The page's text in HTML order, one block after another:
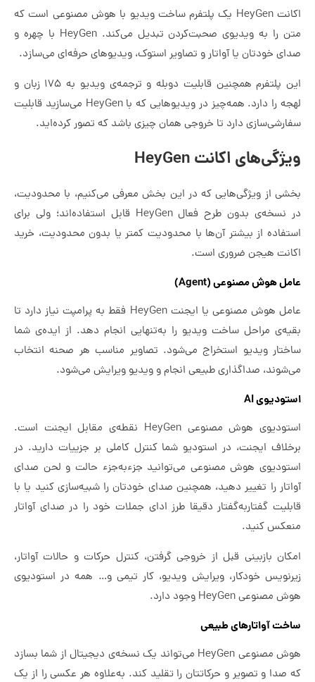
اکانت HeyGen یک پلتفرم ساخت ویدیو با هوش مصنوعی است که
متن را به ویدیوی صحبت‌کردن تبدیل می‌کند. HeyGen با چهره و
صدای خودتان یا آواتار و تصاویر استوک، ویدیوهای حرفه‌ای می‌سازد.
این پلتفرم همچنین قابلیت دوبله و ترجمه‌ی ویدیو به ۱۷۵ زبان و
لهجه را دارد. همه‌چیز در ویدیوهایی که با HeyGen می‌سازید قابلیت
سفارشی‌سازی دارد تا خروجی همان چیزی باشد که تصور کرده‌اید.
ویژگی‌های اکانت HeyGen
بخشی از ویژگی‌هایی که در این بخش معرفی می‌کنیم، با محدودیت،
در نسخه‌ی بدون طرح فعال HeyGen قابل استفاده‌اند؛ ولی برای
استفاده از بیشتر آن‌ها با محدودیت کمتر یا بدون محدودیت، خرید
اکانت هیجن ضروری است.
عامل هوش مصنوعی (Agent)
عامل هوش مصنوعی یا ایجنت HeyGen فقط به پرامپت نیاز دارد تا
بقیه‌ی مراحل ساخت ویدیو را به‌تنهایی انجام دهد. از ایده‌ی شما
ساختار ویدیو استخراج می‌شود. تصاویر مناسب هر صحنه انتخاب
می‌شوند، صداگذاری طبیعی انجام و ویدیو ویرایش می‌شود.
استودیوی AI
استودیوی هوش مصنوعی HeyGen نقطه‌ی مقابل ایجنت است.
برخلاف ایجنت، در استودیو شما کنترل کاملی بر جزییات دارید. در
استودیوی هوش مصنوعی می‌توانید جزءبه‌جزء حالت و لحن صدای
آواتار را تغییر دهید، همچنین صدای خودتان را شبیه‌سازی کنید یا با
قابلیت گفتاربه‌گفتار دقیقا طرز ادای جملات خود را در صدای آواتار
منعکس کنید.
امکان بازبینی قبل از خروجی گرفتن، کنترل حرکات و حالات آواتار،
زیرنویس خودکار، ویرایش ویدیو، کار تیمی و… همه در استودیوی
هوش مصنوعی HeyGen وجود دارد.
ساخت آواتارهای طبیعی
هوش مصنوعی HeyGen می‌تواند یک نسخه‌ی دیجیتال از شما بسازد
که صدا و تصویر و حرکاتتان را تقلید کند. به‌علاوه هر عکسی را از یک